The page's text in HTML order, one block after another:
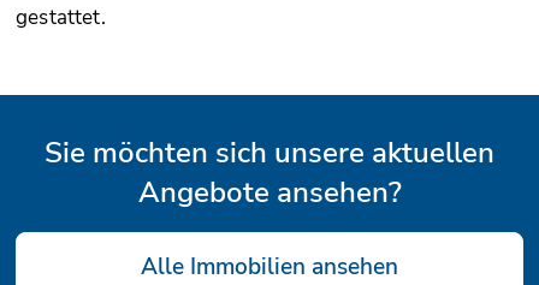
gestattet.
Sie möchten sich unsere aktuellen
Angebote ansehen?
Alle Immobilien ansehen